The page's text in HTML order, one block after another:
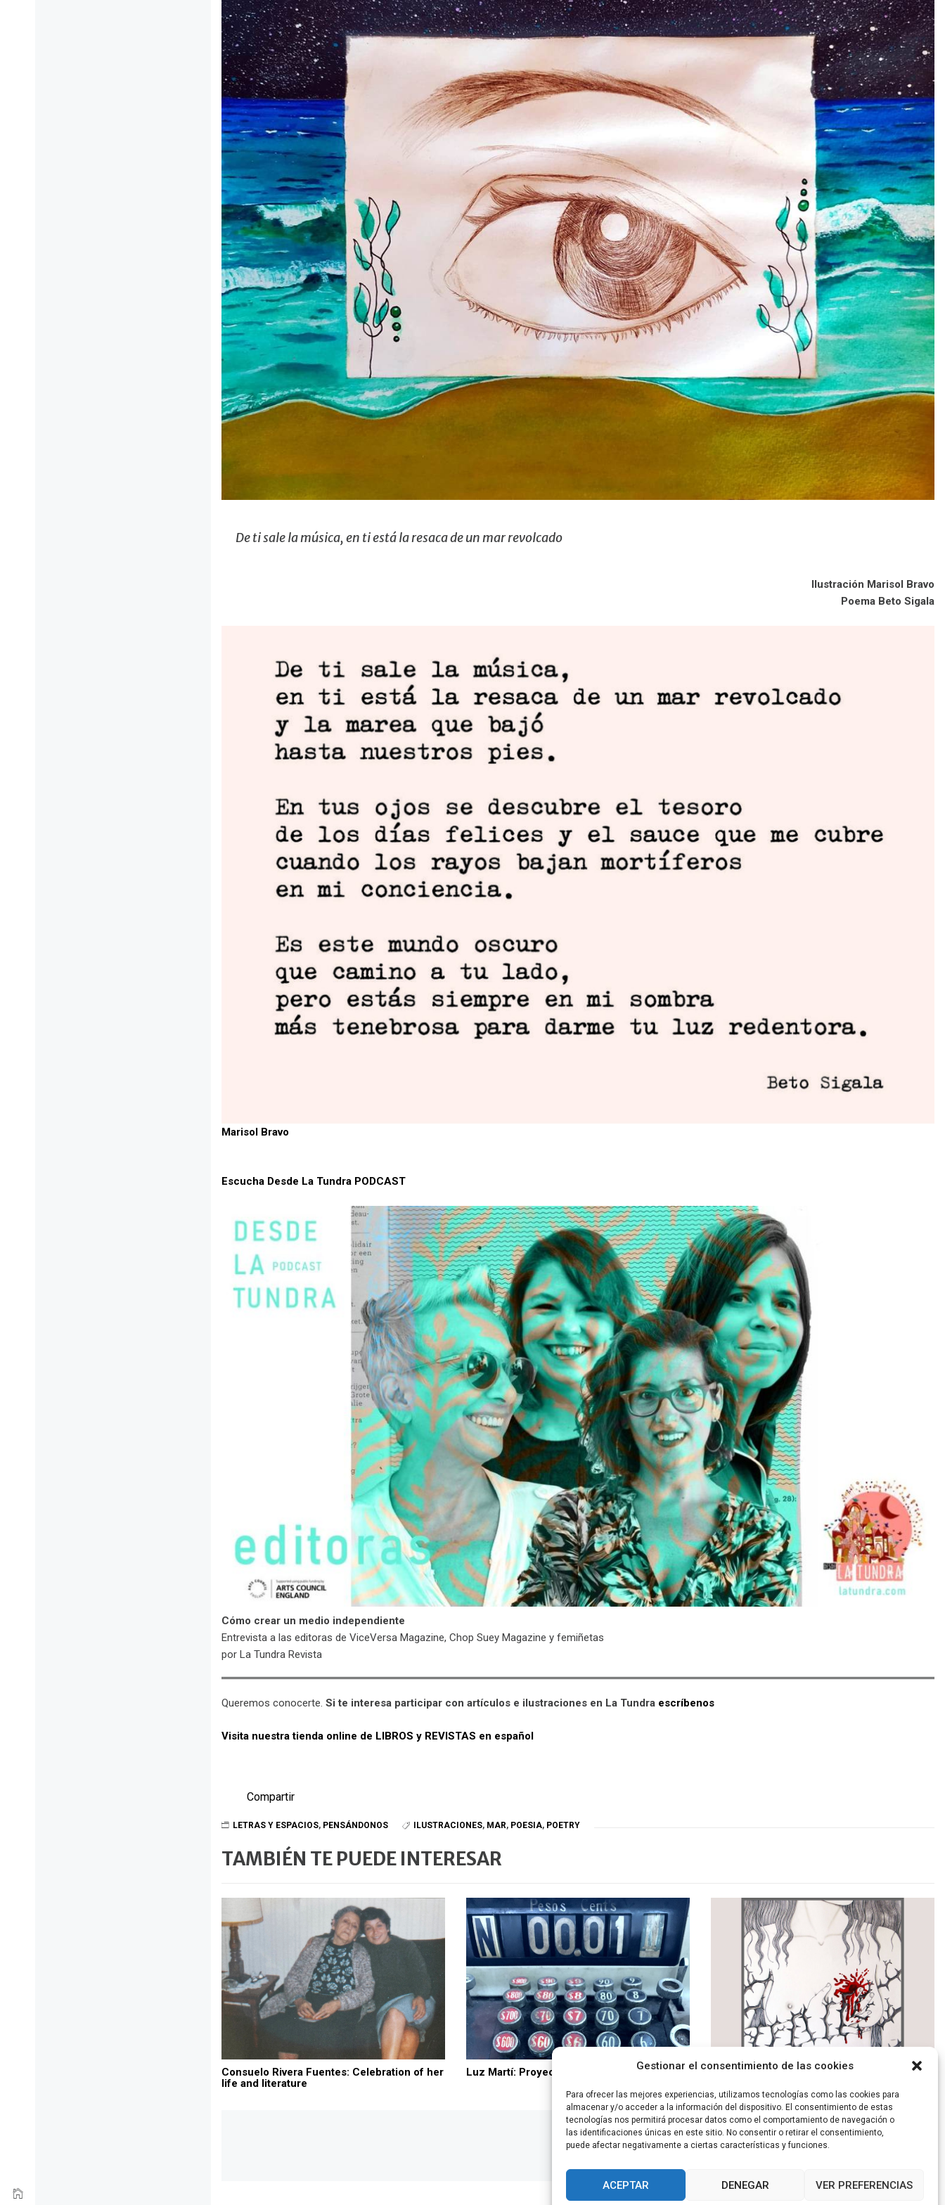
Gestionar el consentimiento de las cookies
Para ofrecer las mejores experiencias, utilizamos tecnologías como las cookies para
almacenar y/o acceder a la información del dispositivo. El consentimiento de estas
tecnologías nos permitirá procesar datos como el comportamiento de navegación o
las identificaciones únicas en este sitio. No consentir o retirar el consentimiento,
puede afectar negativamente a ciertas características y funciones.
ACEPTAR DENEGAR VER PREFERENCIAS
De ti sale la música, en ti está la resaca de un mar revolcado
Ilustración Marisol Bravo
Poema Beto Sigala
Marisol Bravo
Escucha Desde La Tundra PODCAST
Cómo crear un medio independiente
Entrevista a las editoras de ViceVersa Magazine, Chop Suey Magazine y femiñetas
por La Tundra Revista
Queremos conocerte. Si te interesa participar con artículos e ilustraciones en La Tundra escríbenos
Visita nuestra tienda online de LIBROS y REVISTAS en español
Compartir
LETRAS Y ESPACIOS, PENSÁNDONOS ILUSTRACIONES, MAR, POESIA, POETRY
TAMBIÉN TE PUEDE INTERESAR
Consuelo Rivera Fuentes: Celebration of her
life and literature
Luz Martí: Proyecto Death Letras y espacios: Caricias violentas